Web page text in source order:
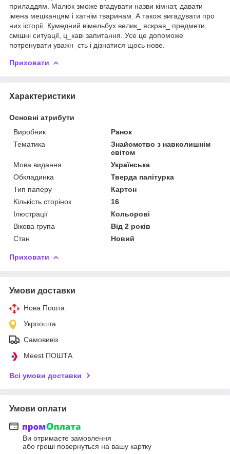
приладдям. Малюк зможе вгадувати назви кiмнат, давати
iмена мешканцям i хатнiм тваринам. А також вигадувати про
них iсторiï. Кумедний вiмельбух велик_ яскрав_ предмети,
смiшнi ситуацiï, ц_кавi запитання. Усе це допоможе
потренувати уважн_сть i дiзнатися щось нове.
Приховати
Характеристики
Основні атрибути
Виробник
Ранок
Тематика
Знайомство з навколишнім
світом
Мова видання
Українська
Обкладинка
Тверда палітурка
Тип паперу
Картон
Кількість сторінок
16
Ілюстрації
Кольорові
Вікова група
Від 2 років
Стан
Новий
Приховати
Умови доставки
Нова Пошта
Укрпошта
Самовивіз
Meest ПОШТА
Всі умови доставки
Умови оплати
Ви отримаєте замовлення
або гроші повернуться на вашу картку